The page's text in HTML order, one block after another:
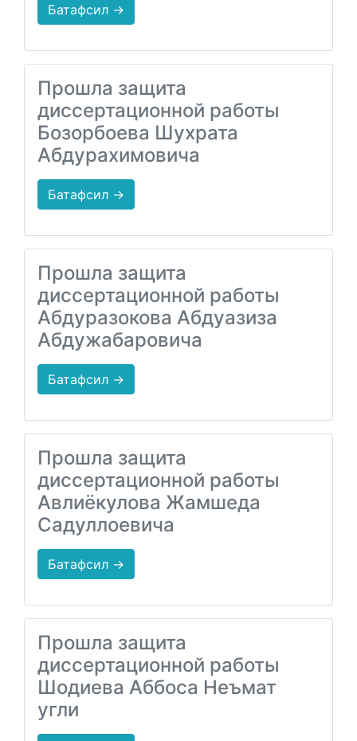
Батафсил →
Прошла защита
диссертационной работы
Бозорбоева Шухрата
Абдурахимовича
Батафсил →
Прошла защита
диссертационной работы
Абдуразокова Абдуазиза
Абдужабаровича
Батафсил →
Прошла защита
диссертационной работы
Авлиёкулова Жамшеда
Садуллоевича
Батафсил →
Прошла защита
диссертационной работы
Шодиева Аббоса Неъмат
угли